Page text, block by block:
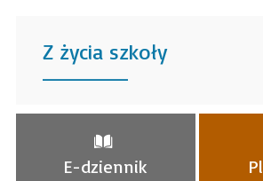
Z życia szkoły
______
E-dziennik